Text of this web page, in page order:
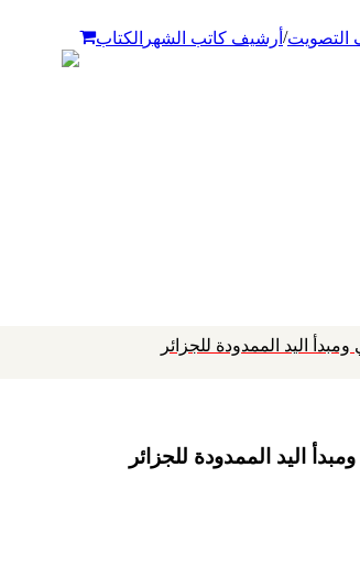
التصويت/ أرشيف كاتب الشهر الكتاب
اليد الممدودة للجزائر
اليد الممدودة للجزائر